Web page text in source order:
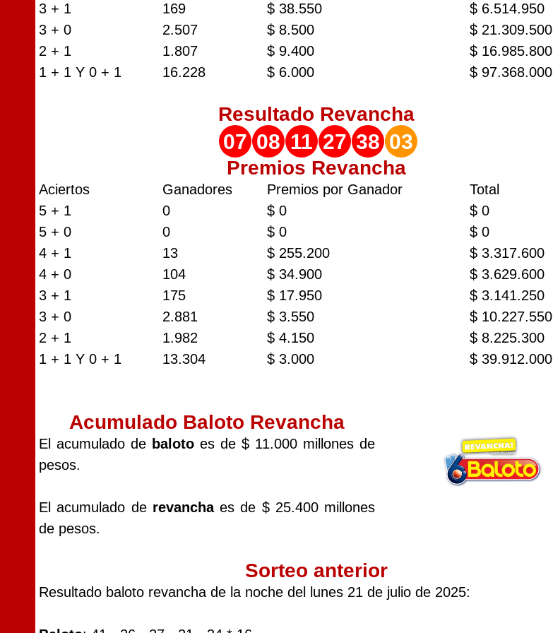
3 + 1
169 $ 38.550
$ 6.514.950
3 + 0
2.507 $ 8.500
$ 21.309.500
2 + 1
1.807 $ 9.400
$ 16.985.800
1 + 1 Y 0 + 1
16.228 $ 6.000 $ 97.368.000
Resultado Revancha
07 08 11 27 38 03
Premios Revancha
Aciertos Ganadores Premios por Ganador
Total
5 + 1
0 $ 0
$ 0
5 + 0
0 $ 0
$ 0
4 + 1
13 $ 255.200
$ 3.317.600
4 + 0
104 $ 34.900
$ 3.629.600
3 + 1
175 $ 17.950
$ 3.141.250
3 + 0
2.881 $ 3.550
$ 10.227.550
2 + 1
1.982 $ 4.150
$ 8.225.300
1 + 1 Y 0 + 1
13.304 $ 3.000 $ 39.912.000
Acumulado Baloto Revancha
El acumulado de baloto es de $ 11.000 millones de
pesos.
El acumulado de revanchaes de $ 25.400 millones
de pesos.
Sorteo anterior
Resultado baloto revancha de la noche del lunes 21 de julio de 2025: